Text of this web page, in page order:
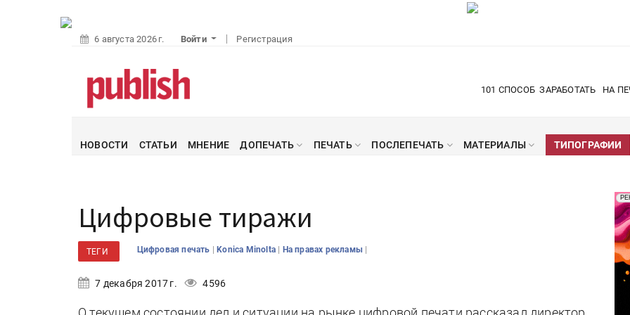
6 августа 2026 г. Войти Регистрация
101 СПОСОБ ЗАРАБОТАТЬ НА
НОВОСТИ СТАТЬИ МНЕНИЕ ДОПЕЧАТЬ ПЕЧАТЬ ПОСЛЕПЕЧАТЬ МАТЕРИАЛЫ ТИПОГРАФИИ
Цифровые тиражи
ТЕГИ Цифровая печать |Konica Minolta | На правах рекламы |
7 декабря 2017 г. 4596